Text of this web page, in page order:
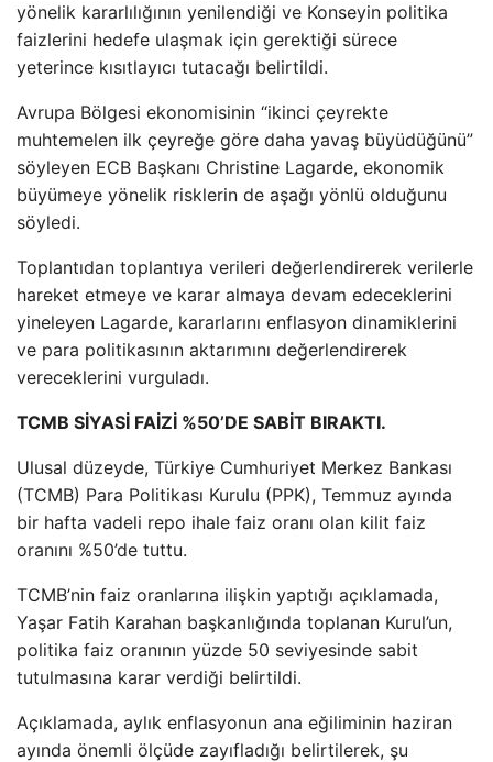
yönelik kararlılığının yenilendiği ve Konseyin politika
faizlerini hedefe ulaşmak için gerektiği sürece
yeterince kısıtlayıcı tutacağı belirtildi.
Avrupa Bölgesi ekonomisinin “ikinci çeyrekte
muhtemelen ilk çeyreğe göre daha yavaş büyüdüğünü”
söyleyen ECB Başkanı Christine Lagarde, ekonomik
büyümeye yönelik risklerin de aşağı yönlü olduğunu
söyledi.
Toplantıdan toplantıya verileri değerlendirerek verilerle
hareket etmeye ve karar almaya devam edeceklerini
yineleyen Lagarde, kararlarını enflasyon dinamiklerini
ve para politikasının aktarımını değerlendirerek
vereceklerini vurguladı.
TCMB SİYASİ FAİZİ %50’DE SABİT BIRAKTI.
Ulusal düzeyde, Türkiye Cumhuriyet Merkez Bankası
(TCMB) Para Politikası Kurulu (PPK), Temmuz ayında
bir hafta vadeli repo ihale faiz oranı olan kilit faiz
oranını %50’de tuttu.
TCMB’nin faiz oranlarına ilişkin yaptığı açıklamada,
Yaşar Fatih Karahan başkanlığında toplanan Kurul’un,
politika faiz oranının yüzde 50 seviyesinde sabit
tutulmasına karar verdiği belirtildi.
Açıklamada, aylık enflasyonun ana eğiliminin haziran
ayında önemli ölçüde zayıfladığı belirtilerek, şu